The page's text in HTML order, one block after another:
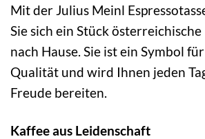
Mit der Julius Meinl
Sie sich ein Stück
nach Hause. Sie ist ein Symbol
Qualität und wird Ihnen jeden
Freude bereiten.
Kaffee aus Leidenschaft